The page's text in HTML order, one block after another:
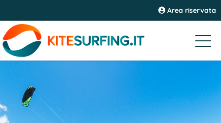
Area riservata